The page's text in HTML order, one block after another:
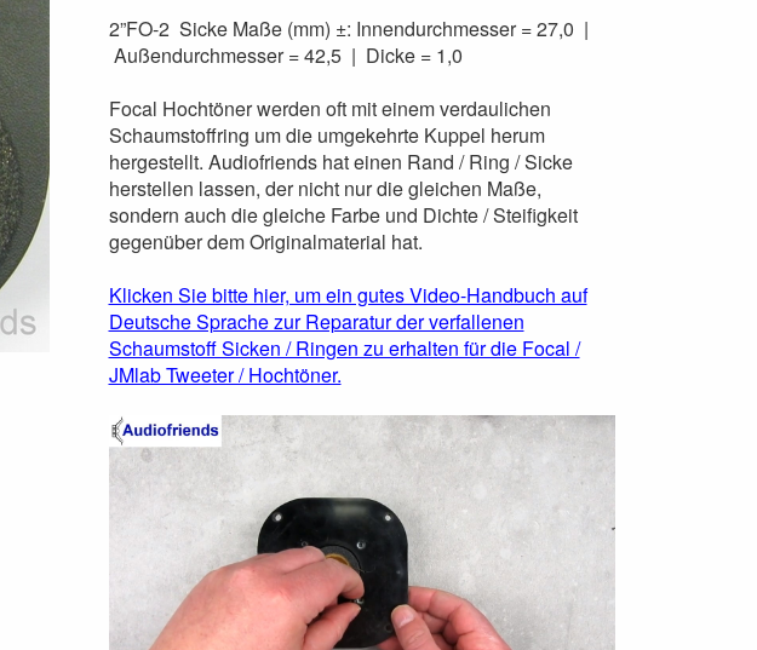
2”FO-2 Sicke Maße (mm) ±: Innendurchmesser = 27,0 |
Außendurchmesser = 42,5 | Dicke = 1,0
Focal Hochtöner werden oft mit einem verdaulichen
Schaumstoffring um die umgekehrte Kuppel herum
hergestellt. Audiofriends hat einen Rand / Ring / Sicke
herstellen lassen, der nicht nur die gleichen Maße,
sondern auch die gleiche Farbe und Dichte / Steifigkeit
gegenüber dem Originalmaterial hat.
Klicken Sie bitte hier, um ein gutes Video-Handbuch auf
Deutsche Sprache zur Reparatur der verfallenen
Schaumstoff Sicken / Ringen zu erhalten für die Focal /
JMlab Tweeter / Hochtöner.